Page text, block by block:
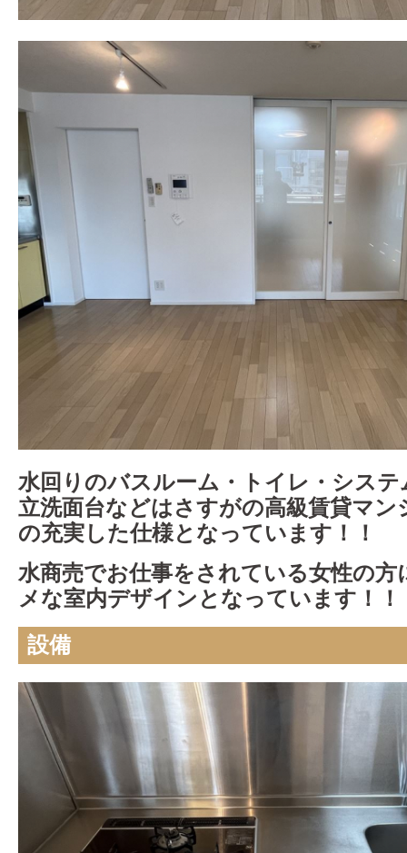
水回りのバスルーム・トイレ・シス
立洗面台などはさすがの高級賃貸マ
の充実した仕様となっています！！
水商売でお仕事をされている女性の
メな室内デザインとなっています！！
設備